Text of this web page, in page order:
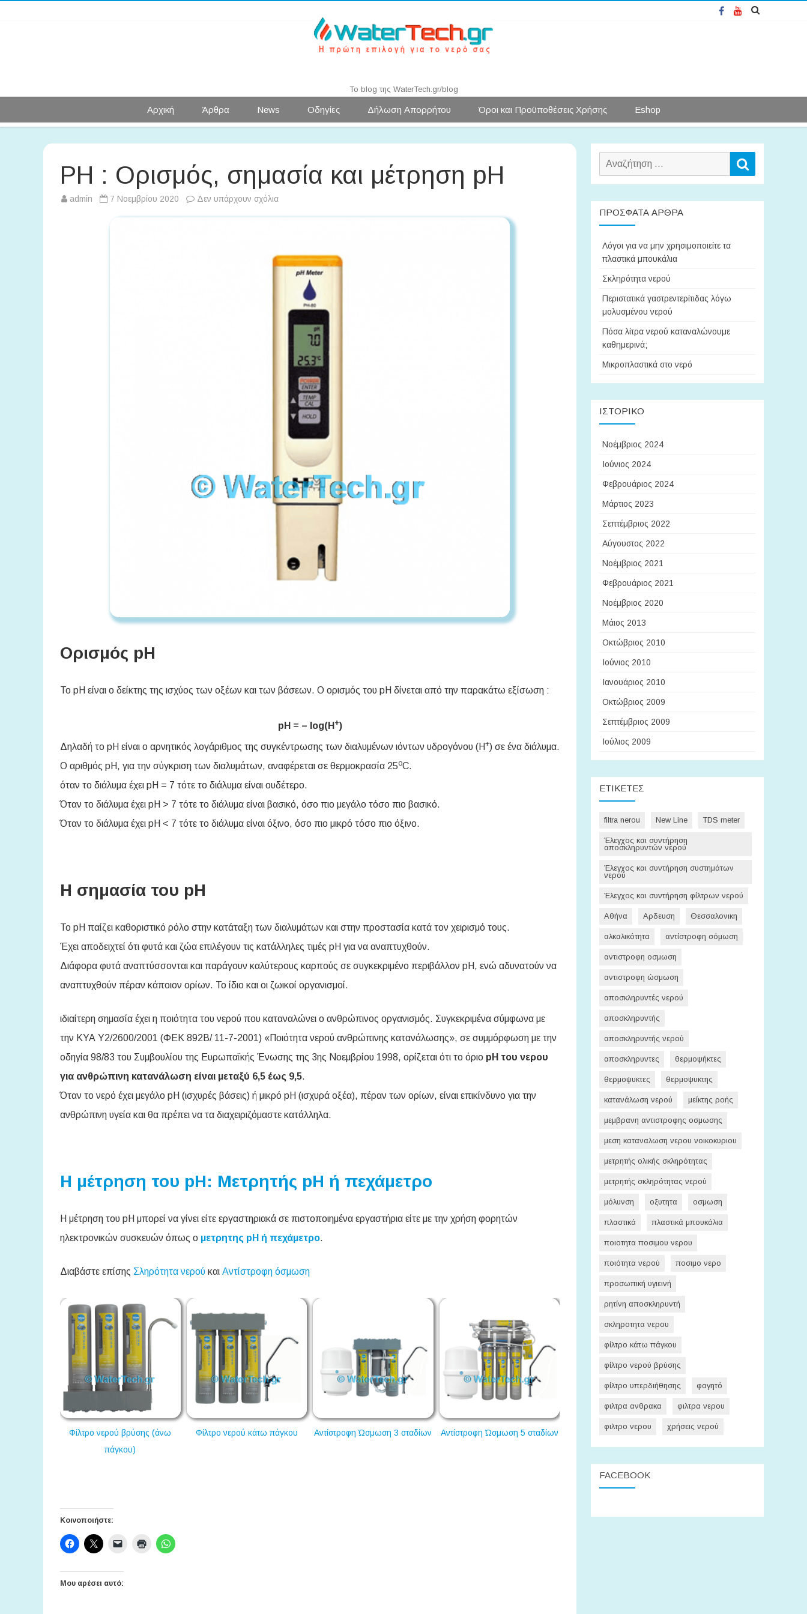
FacebookYouTube
Το blog της WaterTech.gr/blog
σε
Αρχική Άρθρα News Οδηγίες Δήλωση Απορρήτου Όροι και Προϋποθέσεις Χρήσης Eshop
PH : Ορισμός, σημασία και μέτρηση pH
admin 7 Νοεμβρίου 2020 Δεν υπάρχουν σχόλιαστο
:
pH
Ορισμός pH
To pH είναι ο δείκτης της ισχύος των οξέων και των βάσεων. Ο ορισμός του pH δίνεται από την παρακάτω εξίσωση :
pH = – log(H+)
Δηλαδή το pH είναι ο αρνητικός λογάριθμος της συγκέντρωσης των διαλυμένων ιόντων υδρογόνου (H+) σε ένα διάλυμα.
Ο αριθμός pH, για την σύγκριση των διαλυμάτων, αναφέρεται σε θερμοκρασία 25οC.
όταν το διάλυμα έχει pH = 7 τότε το διάλυμα είναι ουδέτερο.
Όταν το διάλυμα έχει pH > 7 τότε το διάλυμα είναι βασικό, όσο πιο μεγάλο τόσο πιο βασικό.
Όταν το διάλυμα έχει pH < 7 τότε το διάλυμα είναι όξινο, όσο πιο μικρό τόσο πιο όξινο.
Η σημασία του pH
To pH παίζει καθοριστικό ρόλο στην κατάταξη των διαλυμάτων και στην προστασία κατά τον χειρισμό τους.
Έχει αποδειχτεί ότι φυτά και ζώα επιλέγουν τις κατάλληλες τιμές pH για να αναπτυχθούν.
Διάφορα φυτά αναπτύσσονται και παράγουν καλύτερους καρπούς σε συγκεκριμένο περιβάλλον pH, ενώ αδυνατούν να
αναπτυχθούν πέραν κάποιον ορίων. Το ίδιο και οι ζωικοί οργανισμοί.
ιδιαίτερη σημασία έχει η ποιότητα του νερού που καταναλώνει ο ανθρώπινος οργανισμός. Συγκεκριμένα σύμφωνα με
την ΚΥΑ Υ2/2600/2001 (ΦΕΚ 892Β/ 11-7-2001) «Ποιότητα νερού ανθρώπινης κατανάλωσης», σε συμμόρφωση με την
οδηγία 98/83 του Συμβουλίου της Ευρωπαϊκής Ένωσης της 3ης Νοεμβρίου 1998, ορίζεται ότι το όριο pH του νερου
για ανθρώπινη κατανάλωση είναι μεταξύ 6,5 έως 9,5.
Όταν το νερό έχει μεγάλο pH (ισχυρές βάσεις) ή μικρό pH (ισχυρά οξέα), πέραν των ορίων, είναι επικίνδυνο για την
ανθρώπινη υγεία και θα πρέπει να τα διαχειριζόμαστε κατάλληλα.
Η μέτρηση του pH: Μετρητής pH ή πεχάμετρο
Η μέτρηση του pH μπορεί να γίνει είτε εργαστηριακά σε πιστοποιημένα εργαστήρια είτε με την χρήση φορητών
ηλεκτρονικών συσκευών όπως ο μετρητης pH ή πεχάμετρο.
Διαβάστε επίσης Σληρότητα νερού και Αντίστροφη όσμωση
Φίλτρο νερού κάτω πάγκου Αντίστροφη Ώσμωση 3 σταδίων Αντίστροφη Ώσμωση 5 σταδίων
Αντίστροφης ώσμωσης 5
Αντίστροφη ώσμωση 8 σταδίων
Φίλτρο νερού βρύσης (άνω
πάγκου)
Κοινοποιήστε:
Μου αρέσει αυτό:
Αναζήτηση
ΠΡΌΣΦΑΤΑ ΆΡΘΡΑ
Λόγοι για να μην χρησιμοποιείτε τα
πλαστικά μπουκάλια
Σκληρότητα νερού
Περιστατικά γαστρεντερίτιδας λόγω
μολυσμένου νερού
Πόσα λίτρα νερού καταναλώνουμε
καθημερινά;
Μικροπλαστικά στο νερό
ΙΣΤΟΡΙΚΌ
Νοέμβριος 2024
Ιούνιος 2024
Φεβρουάριος 2024
Μάρτιος 2023
Σεπτέμβριος 2022
Αύγουστος 2022
Νοέμβριος 2021
Φεβρουάριος 2021
Νοέμβριος 2020
Μάιος 2013
Οκτώβριος 2010
Ιούνιος 2010
Ιανουάριος 2010
Οκτώβριος 2009
Σεπτέμβριος 2009
Ιούλιος 2009
ΕΤΙΚΈΤΕΣ
filtra nerou New Line TDS meter
Έλεγχος και συντήρηση
αποσκληρυντών νερού
Έλεγχος και συντήρηση συστημάτων
νερού
Έλεγχος και συντήρηση φίλτρων νερού
Αθήνα Αρδευση Θεσσαλονικη
αλκαλικότητα αντίστροφη σόμωση
αντιστροφη οσμωση
αντιστροφη ώσμωση
αποσκληρυντές νερού
αποσκληρυντής
αποσκληρυντής νερού
αποσκληρυντες θερμοψήκτες
θερμοψυκτες θερμοψυκτης
κατανάλωση νερού μείκτης ροής
μεμβρανη αντιστροφης οσμωσης
μεση καταναλωση νερου νοικοκυριου
μετρητής ολικής σκληρότητας
μετρητής σκληρότητας νερού
μόλυνση οξυτητα οσμωση
πλαστικά πλαστικά μπουκάλια
ποιοτητα ποσιμου νερου
ποιότητα νερού ποσιμο νερο
προσωπική υγιεινή
ρητίνη αποσκληρυντή
σκληροτητα νερου
φίλτρο κάτω πάγκου
φίλτρο νερού βρύσης
φίλτρο υπερδιήθησης φαγητό
φιλτρα ανθρακα φιλτρα νερου
φιλτρο νερου χρήσεις νερού
FACEBOOK